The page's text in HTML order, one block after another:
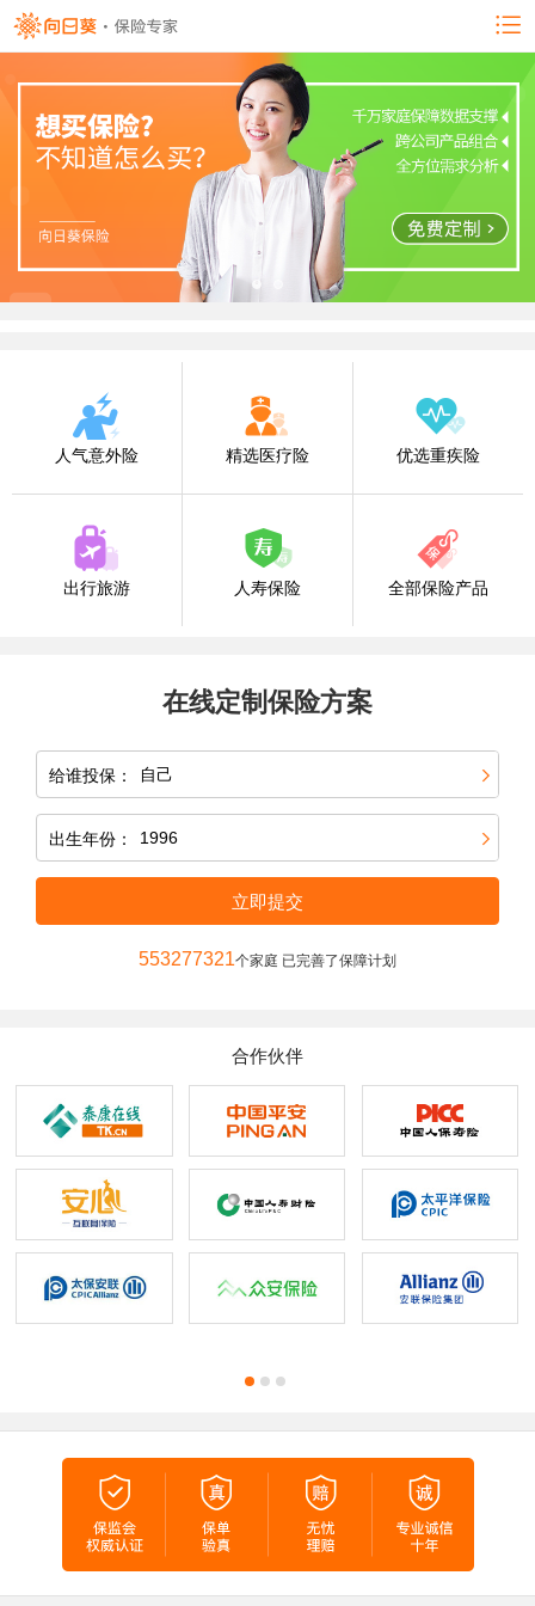
人气意外险 精选医疗险 优选重疾险
出行旅游 人寿保险 全部保险产品
在线定制保险方案
给谁投保：
出生年份：
立即提交
553277321个家庭 已完善了保障计划
合作伙伴